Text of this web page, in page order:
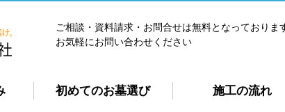
ご相談・資料請求・お問合せは無料となっておりま
お気軽にお問い合わせください
初めてのお墓選び 施工の流れ